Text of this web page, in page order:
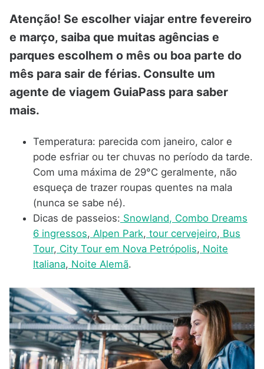
Atenção! Se escolher viajar entre fevereiro
e março, saiba que muitas agências e
parques escolhem o mês ou boa parte do
mês para sair de férias. Consulte um
agente de viagem GuiaPass para saber
mais.
Temperatura: parecida com janeiro, calor e
pode esfriar ou ter chuvas no período da tarde.
Com uma máxima de 29°C geralmente, não
esqueça de trazer roupas quentes na mala
(nunca se sabe né).
Dicas de passeios: Snowland, Combo Dreams
6 ingressos, Alpen Park, tour cervejeiro, Bus
Tour, City Tour em Nova Petrópolis, Noite
Italiana, Noite Alemã.